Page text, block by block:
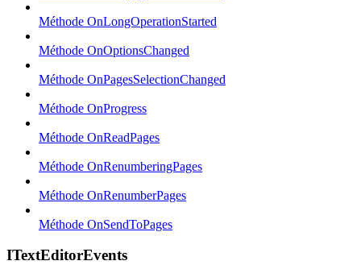
Méthode OnLongOperationStarted
Méthode OnOptionsChanged
Méthode OnPagesSelectionChanged
Méthode OnProgress
Méthode OnReadPages
Méthode OnRenumberingPages
Méthode OnRenumberPages
Méthode OnSendToPages
ITextEditorEvents